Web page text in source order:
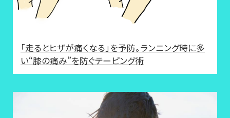
「走るとヒザが痛くなる」を予防。ランニング時に多
い“膝の痛み”を防ぐテーピング術